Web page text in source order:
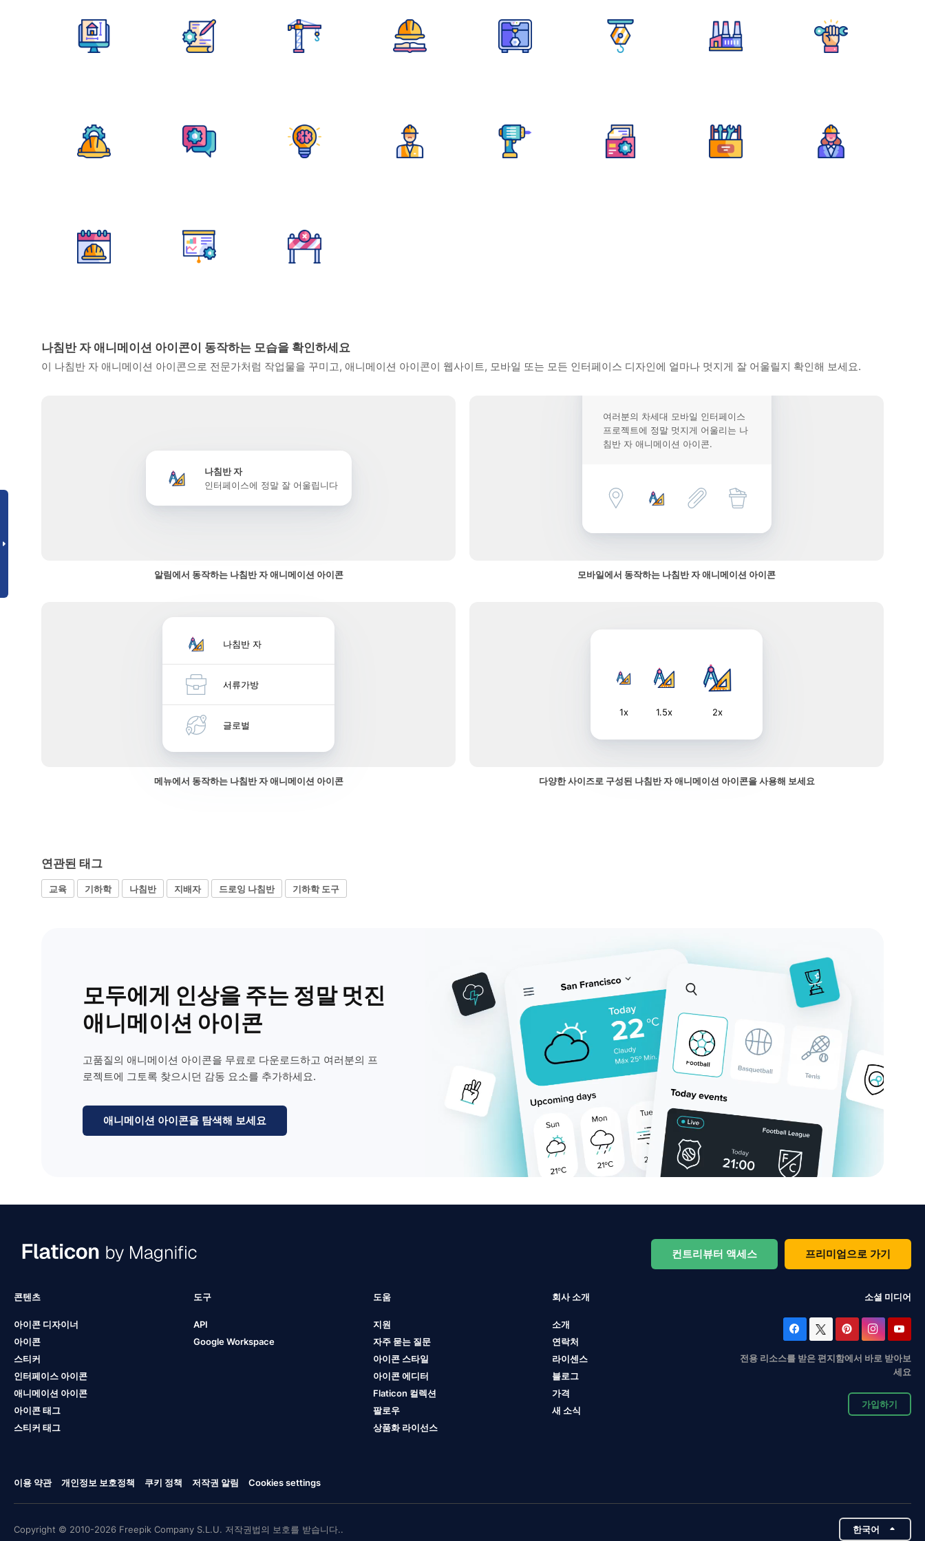
나침반 자 애니메이션 아이콘이 동작하는 모습을 확인하세요
이 나침반 자 애니메이션 아이콘으로 전문가처럼 작업물을 꾸미고, 애니메이션 아이콘이 웹사이트, 모바일 또는 모든 인터페이스 디자인에 얼마나 멋지게 잘 어울릴지 확인해 보세요.
나침반 자
인터페이스에 정말 잘 어울립니다
알림에서 동작하는 나침반 자 애니메이션 아이콘
여러분의 차세대 모바일 인터페이스
프로젝트에 정말 멋지게 어울리는 나
침반 자 애니메이션 아이콘.
모바일에서 동작하는 나침반 자 애니메이션 아이콘
나침반 자
서류가방
글로벌
메뉴에서 동작하는 나침반 자 애니메이션 아이콘
1x 1.5x 2x
다양한 사이즈로 구성된 나침반 자 애니메이션 아이콘을 사용해 보세요
연관된 태그
교육 기하학 나침반 지배자 드로잉 나침반 기하학 도구
모두에게 인상을 주는 정말 멋진
애니메이션 아이콘
고품질의 애니메이션 아이콘을 무료로 다운로드하고 여러분의 프
로젝트에 그토록 찾으시던 감동 요소를 추가하세요.
애니메이션 아이콘을 탐색해 보세요
컨트리뷰터 액세스 프리미엄으로 가기
콘텐츠
아이콘 디자이너
아이콘
스티커
인터페이스 아이콘
애니메이션 아이콘
아이콘 태그
스티커 태그
도구
API
Google Workspace
도움
지원
자주 묻는 질문
아이콘 스타일
아이콘 에디터
Flaticon 컬렉션
팔로우
상품화 라이선스
회사 소개
소개
연락처
라이센스
블로그
가격
새 소식
소셜 미디어
전용 리소스를 받은 편지함에서 바로 받아보
세요
가입하기
이용 약관 개인정보 보호정책 쿠키 정책 저작권 알림 Cookies settings
Copyright © 2010-2026 Freepik Company S.L.U. 저작권법의 보호를 받습니다.. 한국어